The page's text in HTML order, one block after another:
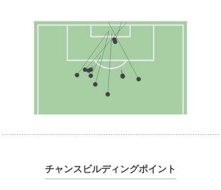
チャンスビルディングポイント